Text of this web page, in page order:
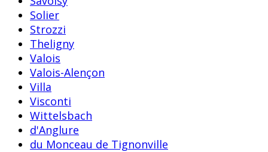
Solier
Strozzi
Theligny
Valois
Valois-Alençon
Villa
Visconti
Wittelsbach
d'Anglure
du Monceau de Tignonville